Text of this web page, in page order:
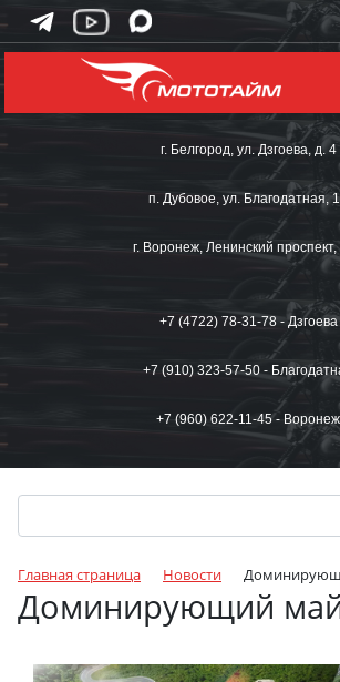
г. Белгород, ул. Дзгоева, д. 4
п. Дубовое, ул. Благодатная,
г. Воронеж, Ленинский проспект,
+7 (4722) 78-31-78 - Дзгоева
+7 (910) 323-57-50 -
+7 (960) 622-11-45 - Воронеж
Главная страница Новости
Доминирующий